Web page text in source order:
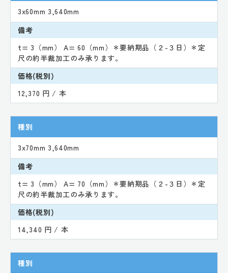
3x60mm 3,640mm
備考
t= 3（mm） A= 60（mm）＊要納期品（２-３日）＊定
尺の約半裁加工のみ承ります。
価格(税別)
12,370 円 / 本
種別
3x70mm 3,640mm
備考
t= 3（mm） A= 70（mm）＊要納期品（２-３日）＊定
尺の約半裁加工のみ承ります。
価格(税別)
14,340 円 / 本
種別